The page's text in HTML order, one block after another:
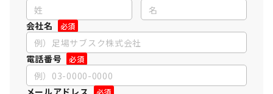
会社名
電話番号